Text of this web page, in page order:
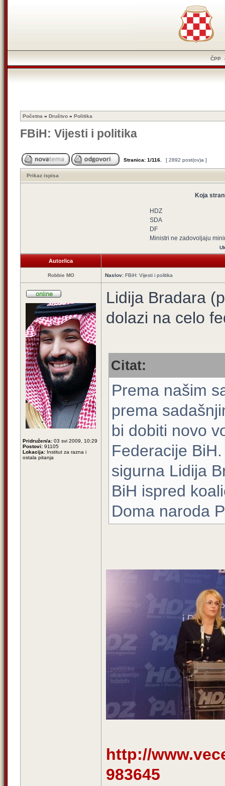
ČPP
Početna » Društvo » Politika
FBiH: Vijesti i politika
Stranica: 1/116 [ 2892 post(ov)a ]
Prikaz ispisa
Koja
HDZ
SDA
DF
Ministri ne zadovoljaju
Autor/ica
Robbie MO Naslov: FBiH: Vijesti i politika
Pridružen/a: 03 svi 2009, 10:29
Postovi: 91105
Lokacija: Institut za razna i
ostala pitanja
Lidija Bradara
dolazi na celo
Citat:
Prema našim
prema
bi dobiti novo
Federacije
sigurna Lidija
BiH ispred
Doma naroda
http://
983645